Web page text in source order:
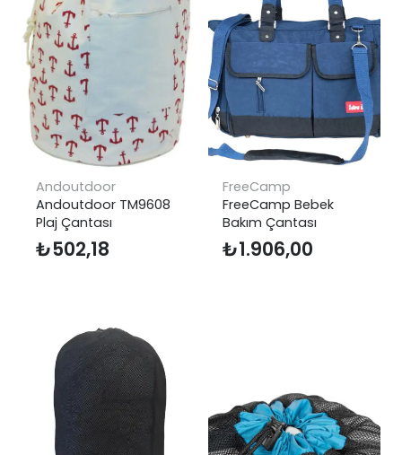
Andoutdoor
Andoutdoor TM9608
Plaj Çantası
₺502,18
FreeCamp
FreeCamp Bebek
Bakım Çantası
₺1.906,00